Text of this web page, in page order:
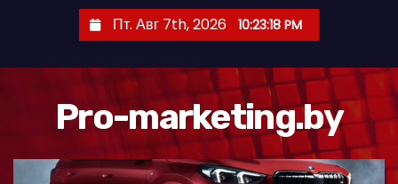
Пт. Авг 7th, 2026 10:23:19 PM
Pro-marketing.by